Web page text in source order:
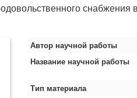
снабжения
Автор научной работы
Название научной работы
Тип материала